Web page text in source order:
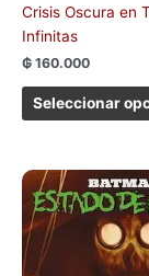
Crisis Oscura en
Infinitas
₲ 160.000
Seleccionar